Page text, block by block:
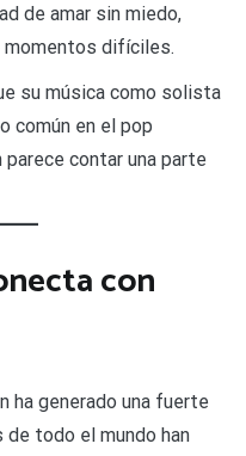
de amar sin miedo,
momentos difíciles.
su música como solista
común en el pop
parece contar una parte
con
ha generado una fuerte
de todo el mundo han